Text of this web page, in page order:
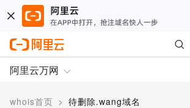
阿里云万网
whois首页 > 待删除.wang域名